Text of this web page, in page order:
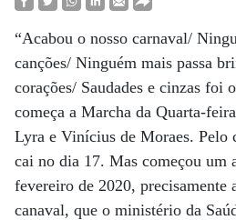
“Acabou o nosso carnaval/
canções/ Ninguém mais passa
corações/ Saudades e cinzas foi
começa a Marcha da Quarta-
Lyra e Vinícius de Moraes. Pelo
cai no dia 17. Mas começou um
fevereiro de 2020, precisamente
canaval, que o ministério da